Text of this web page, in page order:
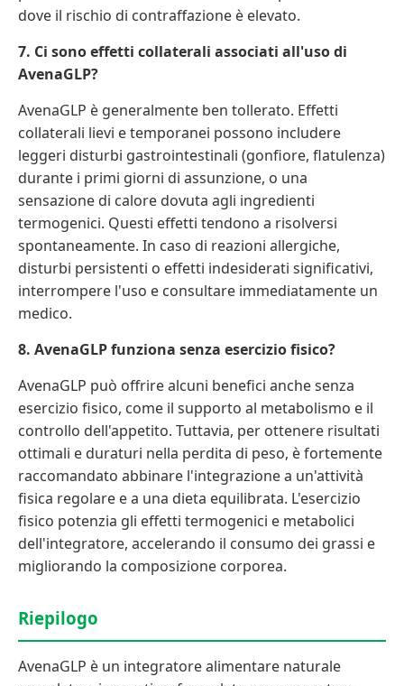
dove il rischio di contraffazione è elevato.
7. Ci sono effetti collaterali associati all'uso di
AvenaGLP?
AvenaGLP è generalmente ben tollerato. Effetti
collaterali lievi e temporanei possono includere
leggeri disturbi gastrointestinali (gonfiore, flatulenza)
durante i primi giorni di assunzione, o una
sensazione di calore dovuta agli ingredienti
termogenici. Questi effetti tendono a risolversi
spontaneamente. In caso di reazioni allergiche,
disturbi persistenti o effetti indesiderati significativi,
interrompere l'uso e consultare immediatamente un
medico.
8. AvenaGLP funziona senza esercizio fisico?
AvenaGLP può offrire alcuni benefici anche senza
esercizio fisico, come il supporto al metabolismo e il
controllo dell'appetito. Tuttavia, per ottenere risultati
ottimali e duraturi nella perdita di peso, è fortemente
raccomandato abbinare l'integrazione a un'attività
fisica regolare e a una dieta equilibrata. L'esercizio
fisico potenzia gli effetti termogenici e metabolici
dell'integratore, accelerando il consumo dei grassi e
migliorando la composizione corporea.
Riepilogo
AvenaGLP è un integratore alimentare naturale